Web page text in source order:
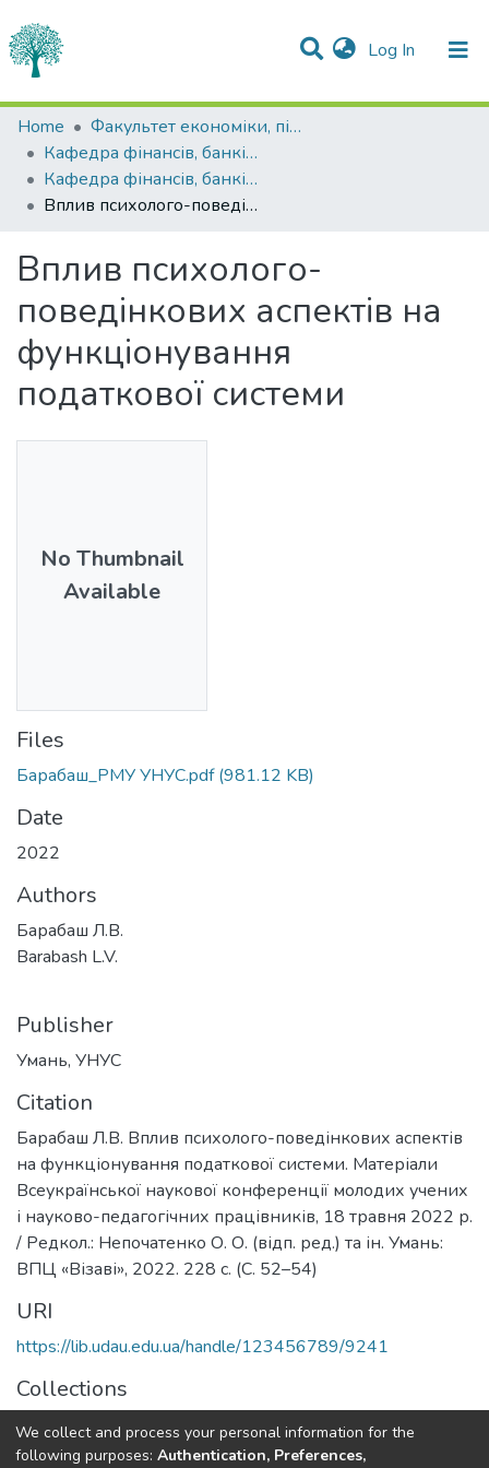
Log In (current)
Statistics
Communities & Collections
All of DSpace
Home
Факультет економіки, підприємництва та інформаційних технологій
Кафедра фінансів, банківської справи та страхування
Кафедра фінансів, банківської справи та страхування
Вплив психолого-поведінкових аспектів на функціонування податкової системи
Вплив психолого-
поведінкових аспектів на
функціонування
податкової системи
No Thumbnail
Available
Files
Барабаш_РМУ УНУС.pdf (981.12 KB)
Date
2022
Authors
Барабаш Л.В.
Barabash L.V.
Publisher
Умань, УНУС
Citation
Барабаш Л.В. Вплив психолого-поведінкових аспектів
на функціонування податкової системи. Матеріали
Всеукраїнської наукової конференції молодих учених
і науково-педагогічних працівників, 18 травня 2022 р.
/ Редкол.: Непочатенко О. О. (відп. ред.) та ін. Умань:
ВПЦ «Візаві», 2022. 228 с. (С. 52–54)
URI
https://lib.udau.edu.ua/handle/123456789/9241
Collections
Кафедра фінансів, банківської справи та страхування
We collect and process your personal information for the
following purposes: Authentication, Preferences,